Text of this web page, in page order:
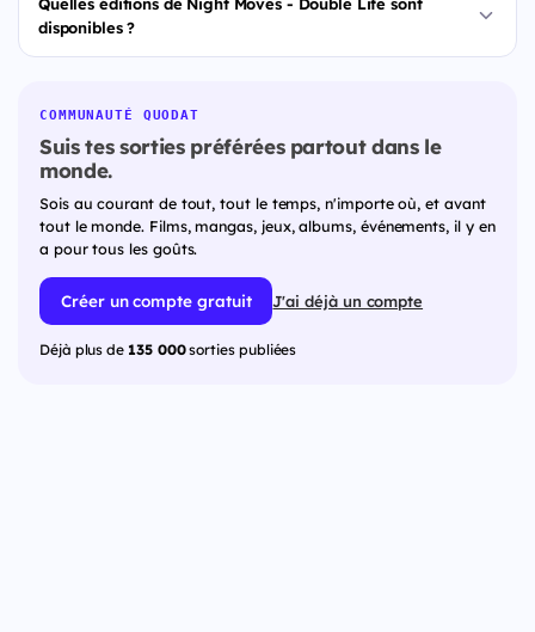
disponibles ?
COMMUNAUTÉ QUODAT
Suis tes sorties préférées partout dans le
monde.
Sois au courant de tout, tout le temps, n'importe où, et avant
tout le monde. Films, mangas, jeux, albums, événements, il y en
a pour tous les goûts.
Créer un compte gratuit J'ai déjà un compte
Déjà plus de 135 000sorties publiées